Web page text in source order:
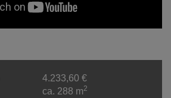
4.233,60 €
ca. 288 m2